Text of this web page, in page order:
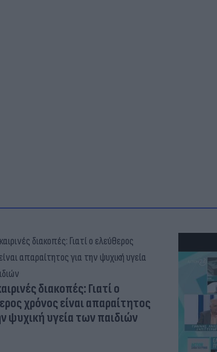
διακοπές: Γιατί ο
χρόνος είναι απαραίτητος
ψυχική υγεία των παιδιών